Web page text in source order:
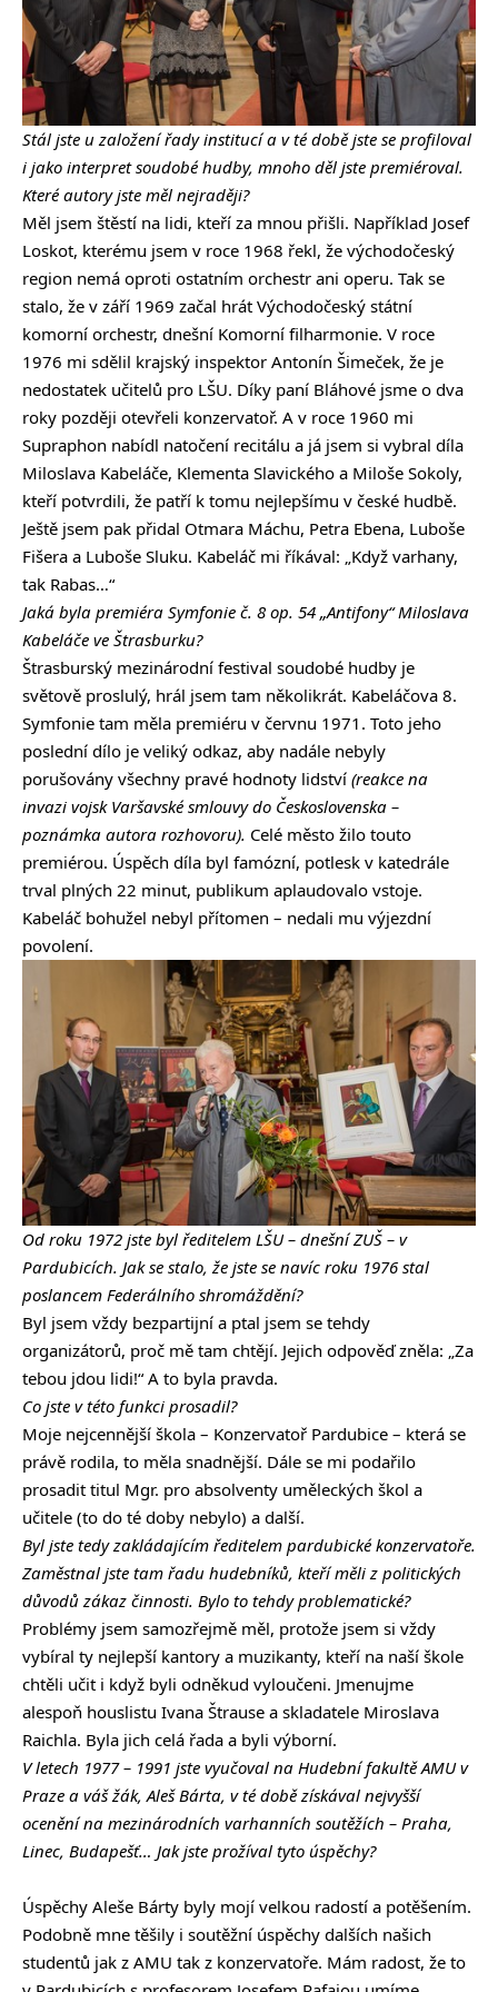
Stál jste u založení řady institucí a v té době jste se profiloval
i jako interpret soudobé hudby, mnoho děl jste premiéroval.
Které autory jste měl nejraději?
Měl jsem štěstí na lidi, kteří za mnou přišli. Například Josef
Loskot, kterému jsem v roce 1968 řekl, že východočeský
region nemá oproti ostatním orchestr ani operu. Tak se
stalo, že v září 1969 začal hrát Východočeský státní
komorní orchestr, dnešní Komorní filharmonie. V roce
1976 mi sdělil krajský inspektor Antonín Šimeček, že je
nedostatek učitelů pro LŠU. Díky paní Bláhové jsme o dva
roky později otevřeli konzervatoř. A v roce 1960 mi
Supraphon nabídl natočení recitálu a já jsem si vybral díla
Miloslava Kabeláče, Klementa Slavického a Miloše Sokoly,
kteří potvrdili, že patří k tomu nejlepšímu v české hudbě.
Ještě jsem pak přidal Otmara Máchu, Petra Ebena, Luboše
Fišera a Luboše Sluku. Kabeláč mi říkával: „Když varhany,
tak Rabas…“
Jaká byla premiéra Symfonie č. 8 op. 54 „Antifony“ Miloslava
Kabeláče ve Štrasburku?
Štrasburský mezinárodní festival soudobé hudby je
světově proslulý, hrál jsem tam několikrát. Kabeláčova 8.
Symfonie tam měla premiéru v červnu 1971. Toto jeho
poslední dílo je veliký odkaz, aby nadále nebyly
porušovány všechny pravé hodnoty lidství (reakce na
invazi vojsk Varšavské smlouvy do Československa –
poznámka autora rozhovoru). Celé město žilo touto
premiérou. Úspěch díla byl famózní, potlesk v katedrále
trval plných 22 minut, publikum aplaudovalo vstoje.
Kabeláč bohužel nebyl přítomen – nedali mu výjezdní
povolení.
Od roku 1972 jste byl ředitelem LŠU – dnešní ZUŠ – v
Pardubicích. Jak se stalo, že jste se navíc roku 1976 stal
poslancem Federálního shromáždění?
Byl jsem vždy bezpartijní a ptal jsem se tehdy
organizátorů, proč mě tam chtějí. Jejich odpověď zněla: „Za
tebou jdou lidi!“ A to byla pravda.
Co jste v této funkci prosadil?
Moje nejcennější škola – Konzervatoř Pardubice – která se
právě rodila, to měla snadnější. Dále se mi podařilo
prosadit titul Mgr. pro absolventy uměleckých škol a
učitele (to do té doby nebylo) a další.
Byl jste tedy zakládajícím ředitelem pardubické konzervatoře.
Zaměstnal jste tam řadu hudebníků, kteří měli z politických
důvodů zákaz činnosti. Bylo to tehdy problematické?
Problémy jsem samozřejmě měl, protože jsem si vždy
vybíral ty nejlepší kantory a muzikanty, kteří na naší škole
chtěli učit i když byli odněkud vyloučeni. Jmenujme
alespoň houslistu Ivana Štrause a skladatele Miroslava
Raichla. Byla jich celá řada a byli výborní.
V letech 1977 – 1991 jste vyučoval na Hudební fakultě AMU v
Praze a váš žák, Aleš Bárta, v té době získával nejvyšší
ocenění na mezinárodních varhanních soutěžích – Praha,
Linec, Budapešť… Jak jste prožíval tyto úspěchy?
Úspěchy Aleše Bárty byly mojí velkou radostí a potěšením.
Podobně mne těšily i soutěžní úspěchy dalších našich
studentů jak z AMU tak z konzervatoře. Mám radost, že to